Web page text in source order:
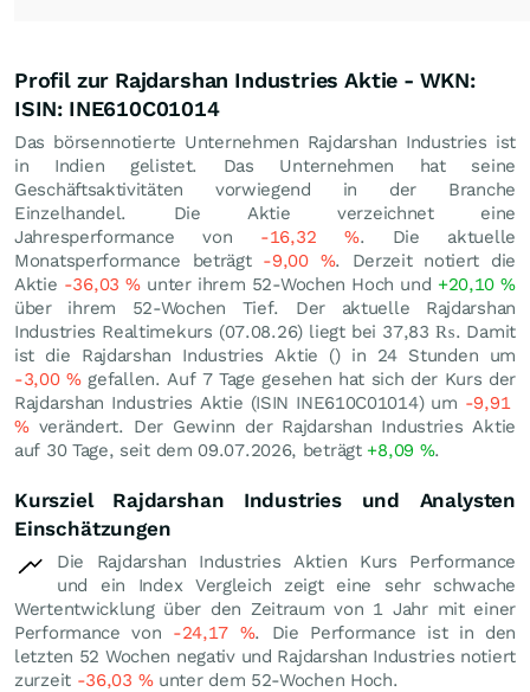
Profil zur Rajdarshan Industries Aktie - WKN:
ISIN: INE610C01014
Das börsennotierte Unternehmen Rajdarshan Industries ist
in Indien gelistet. Das Unternehmen hat seine
Geschäftsaktivitäten vorwiegend in der Branche
Einzelhandel. Die Aktie verzeichnet eine
Jahresperformance von -16,32 %. Die aktuelle
Monatsperformance beträgt -9,00 %. Derzeit notiert die
Aktie -36,03%unter ihrem 52-Wochen Hoch und +20,10%
über ihrem 52-Wochen Tief. Der aktuelle Rajdarshan
Industries Realtimekurs (07.08.26) liegt bei 37,83 ₨. Damit
ist die Rajdarshan Industries Aktie () in 24 Stunden um
-3,00%gefallen. Auf 7 Tage gesehen hat sich der Kurs der
Rajdarshan Industries Aktie (ISIN INE610C01014) um -9,91
%verändert. Der Gewinn der Rajdarshan Industries Aktie
auf 30 Tage, seit dem 09.07.2026, beträgt +8,09 %.
Kursziel Rajdarshan Industries und Analysten
Einschätzungen
Die Rajdarshan Industries Aktien Kurs Performance
und ein Index Vergleich zeigt eine sehr schwache
Wertentwicklung über den Zeitraum von 1 Jahr mit einer
Performance von -24,17 %. Die Performance ist in den
letzten 52 Wochen negativ und Rajdarshan Industries notiert
zurzeit -36,03 %unter dem 52-Wochen Hoch.